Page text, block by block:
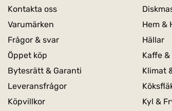
Kontakta oss
Varumärken
Frågor & svar
Öppet köp
Bytesrätt & Garanti
Leveransfrågor
Köpvillkor
Hem &
Hällar
Kaffe &
Klimat
Kyl &